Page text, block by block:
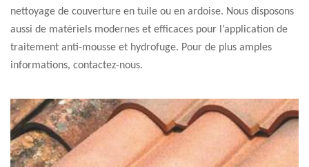
nettoyage de couverture en tuile ou en ardoise. Nous disposons
aussi de matériels modernes et efficaces pour l’application de
traitement anti-mousse et hydrofuge. Pour de plus amples
informations, contactez-nous.